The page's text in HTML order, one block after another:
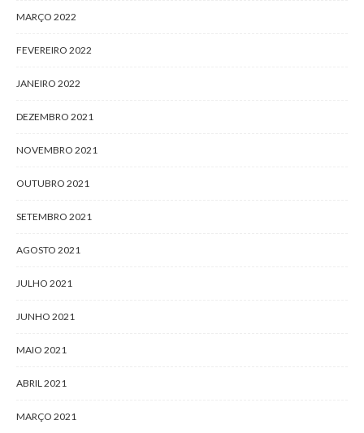
MARÇO 2022
FEVEREIRO 2022
JANEIRO 2022
DEZEMBRO 2021
NOVEMBRO 2021
OUTUBRO 2021
SETEMBRO 2021
AGOSTO 2021
JULHO 2021
JUNHO 2021
MAIO 2021
ABRIL 2021
MARÇO 2021